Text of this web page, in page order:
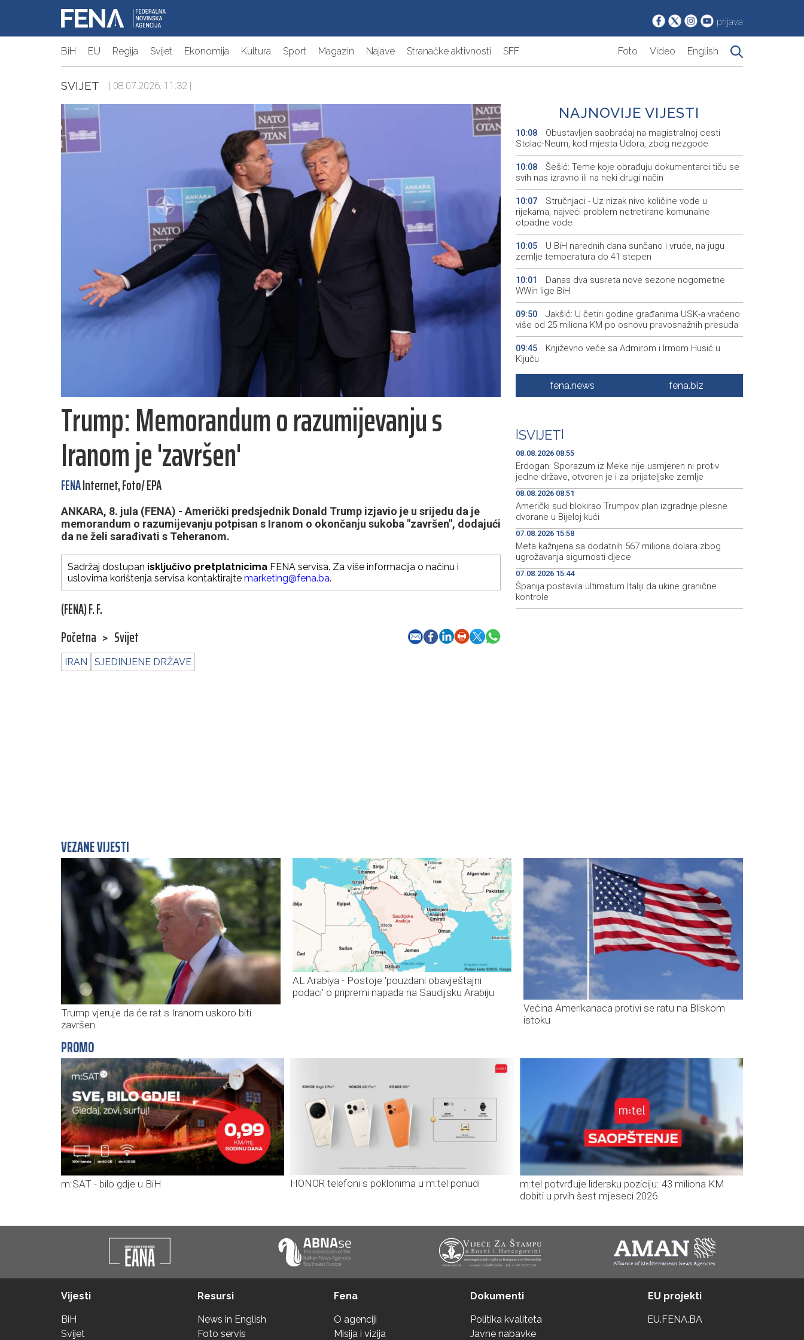
prijava
BiH EU Regija Svijet Ekonomija Kultura Sport Magazin Najave Stranačke aktivnosti SFF Foto Video English
SVIJET | 08.07.2026. 11:32 |
Trump: Memorandum o razumijevanju s
Iranom je 'završen'
FENAInternet, Foto/ EPA
ANKARA, 8. jula (FENA) - Američki predsjednik Donald Trump izjavio je u srijedu da je
memorandum o razumijevanju potpisan s Iranom o okončanju sukoba "završen", dodajući
da ne želi sarađivati ​​s Teheranom.
Sadržaj dostupan isključivo pretplatnicima FENA servisa. Za više informacija o načinu i
uslovima korištenja servisa kontaktirajte marketing@fena.ba.
(FENA) F. F.
Početna > Svijet
IRAN SJEDINJENE DRŽAVE
NAJNOVIJE VIJESTI
10:08
Obustavljen saobraćaj na magistralnoj cesti
Stolac-Neum, kod mjesta Udora, zbog nezgode
10:08
Šešić: Teme koje obrađuju dokumentarci tiču se
svih nas izravno ili na neki drugi način
10:07
Stručnjaci - Uz nizak nivo količine vode u
rijekama, najveći problem netretirane komunalne
otpadne vode
10:05
U BiH narednih dana sunčano i vruće, na jugu
zemlje temperatura do 41 stepen
10:01
Danas dva susreta nove sezone nogometne
WWin lige BiH
09:50
Jakšić: U četiri godine građanima USK-a vraćeno
više od 25 miliona KM po osnovu pravosnažnih presuda
09:45
Književno veče sa Admirom i Irmom Husić u
Ključu
Požar na području Kanjine i Živašnice i dalje
protiv jedne države, otvoren je i za prijateljske zemlje
08:51
Američki sud blokirao Trumpov plan izgradnje
plesne dvorane u Bijeloj kući
fena.news fena.biz
SVIJET
08.08.2026 08:55
Erdogan: Sporazum iz Meke nije usmjeren ni protiv
jedne države, otvoren je i za prijateljske zemlje
08.08.2026 08:51
Američki sud blokirao Trumpov plan izgradnje plesne
dvorane u Bijeloj kući
07.08.2026 15:58
Meta kažnjena sa dodatnih 567 miliona dolara zbog
ugrožavanja sigurnosti djece
07.08.2026 15:44
Španija postavila ultimatum Italiji da ukine granične
kontrole
VEZANE VIJESTI
Trump vjeruje da će rat s Iranom uskoro biti
završen
AL Arabiya - Postoje 'pouzdani obavještajni
podaci' o pripremi napada na Saudijsku Arabiju
Većina Amerikanaca protivi se ratu na Bliskom
istoku
PROMO
m:SAT - bilo gdje u BiH HONOR telefoni s poklonima u m:tel ponudi
m:tel potvrđuje lidersku poziciju: 43 miliona KM
dobiti u prvih šest mjeseci 2026.
Vijesti
BiH
Svijet
Resursi
News in English
Foto servis
Fena
O agenciji
Misija i vizija
Dokumenti
Politika kvaliteta
Javne nabavke
EU projekti
EU.FENA.BA